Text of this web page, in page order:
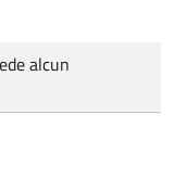
alcun